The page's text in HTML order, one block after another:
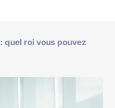
quel roi vous pouvez